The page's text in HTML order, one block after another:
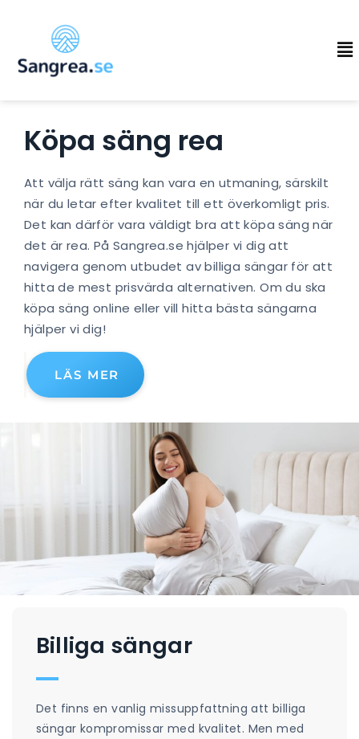
Köpa säng rea
Att välja rätt säng kan vara en utmaning, särskilt
när du letar efter kvalitet till ett överkomligt pris.
Det kan därför vara väldigt bra att köpa säng när
det är rea. På Sangrea.se hjälper vi dig att
navigera genom utbudet av billiga sängar för att
hitta de mest prisvärda alternativen. Om du ska
köpa säng online eller vill hitta bästa sängarna
hjälper vi dig!
LÄS MER
Billiga sängar
Det finns en vanlig missuppfattning att billiga
sängar kompromissar med kvalitet. Men med